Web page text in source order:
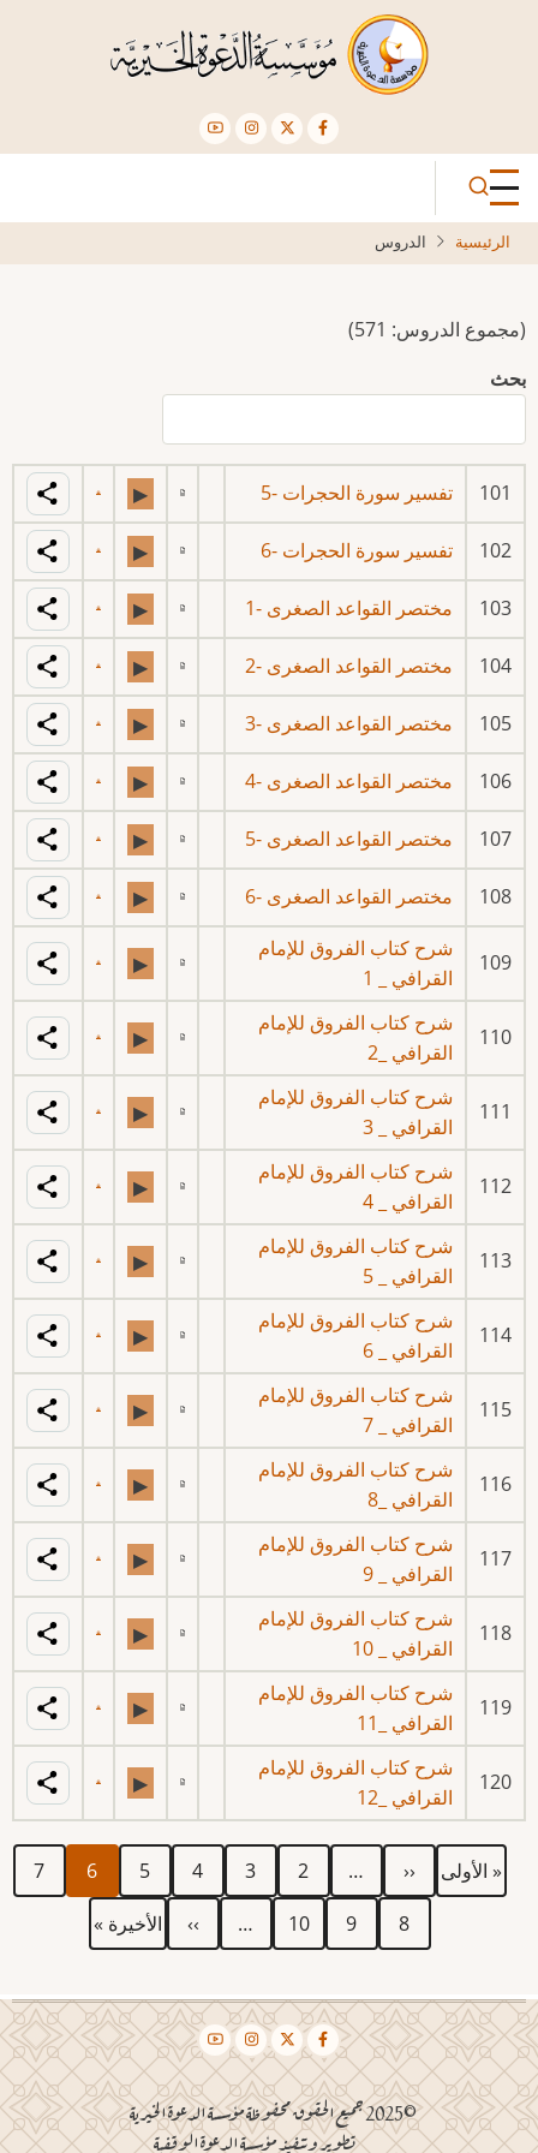
الرئيسية الدروس
(مجموع الدروس: 571)
بحث
101 تفسير سورة الحجرات -5 ▶
102 تفسير سورة الحجرات -6 ▶
103 مختصر القواعد الصغرى -1 ▶
104 مختصر القواعد الصغرى -2 ▶
105 مختصر القواعد الصغرى -3 ▶
106 مختصر القواعد الصغرى -4 ▶
107 مختصر القواعد الصغرى -5 ▶
108 مختصر القواعد الصغرى -6 ▶
109
شرح كتاب الفروق للإمام
القرافي _ 1
▶
110
شرح كتاب الفروق للإمام
القرافي _2
▶
111
شرح كتاب الفروق للإمام
القرافي _ 3
▶
112
شرح كتاب الفروق للإمام
القرافي _ 4
▶
113
شرح كتاب الفروق للإمام
القرافي _ 5
▶
114
شرح كتاب الفروق للإمام
القرافي _ 6
▶
115
شرح كتاب الفروق للإمام
القرافي _ 7
▶
116
شرح كتاب الفروق للإمام
القرافي _8
▶
117
شرح كتاب الفروق للإمام
القرافي _ 9
▶
118
شرح كتاب الفروق للإمام
القرافي _ 10
▶
119
شرح كتاب الفروق للإمام
القرافي _11
▶
120
شرح كتاب الفروق للإمام
القرافي _12
▶
Pagination
First
page
« الأولى
page
‹‹
… الصفحة
2 الصفحة
3 الصفحة
4 الصفحة
5
Current
page
6 الصفحة
7
الصفحة
8 الصفحة
9 الصفحة
10
…
page
››
Last
page
الأخيرة »
©2025 جميع الحقوق محفوظة مؤسسة الدعوة الخيرية
تطوير وتنفيذ مؤسسة الدعوة الوقفية